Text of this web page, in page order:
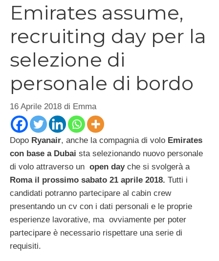
Emirates assume,
recruiting day per la
selezione di
personale di bordo
16 Aprile 2018 di Emma
Dopo Ryanair, anche la compagnia di volo Emirates
con base a Dubai sta selezionando nuovo personale
di volo attraverso un open day che si svolgerà a
Roma il prossimo sabato 21 aprile 2018. Tutti i
candidati potranno partecipare al cabin crew
presentando un cv con i dati personali e le proprie
esperienze lavorative, ma ovviamente per poter
partecipare è necessario rispettare una serie di
requisiti.